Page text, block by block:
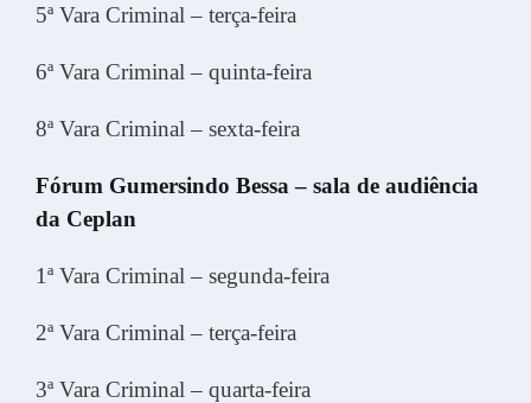
5ª Vara Criminal – terça-feira
6ª Vara Criminal – quinta-feira
8ª Vara Criminal – sexta-feira
Fórum Gumersindo Bessa – sala de audiência
da Ceplan
1ª Vara Criminal – segunda-feira
2ª Vara Criminal – terça-feira
3ª Vara Criminal – quarta-feira